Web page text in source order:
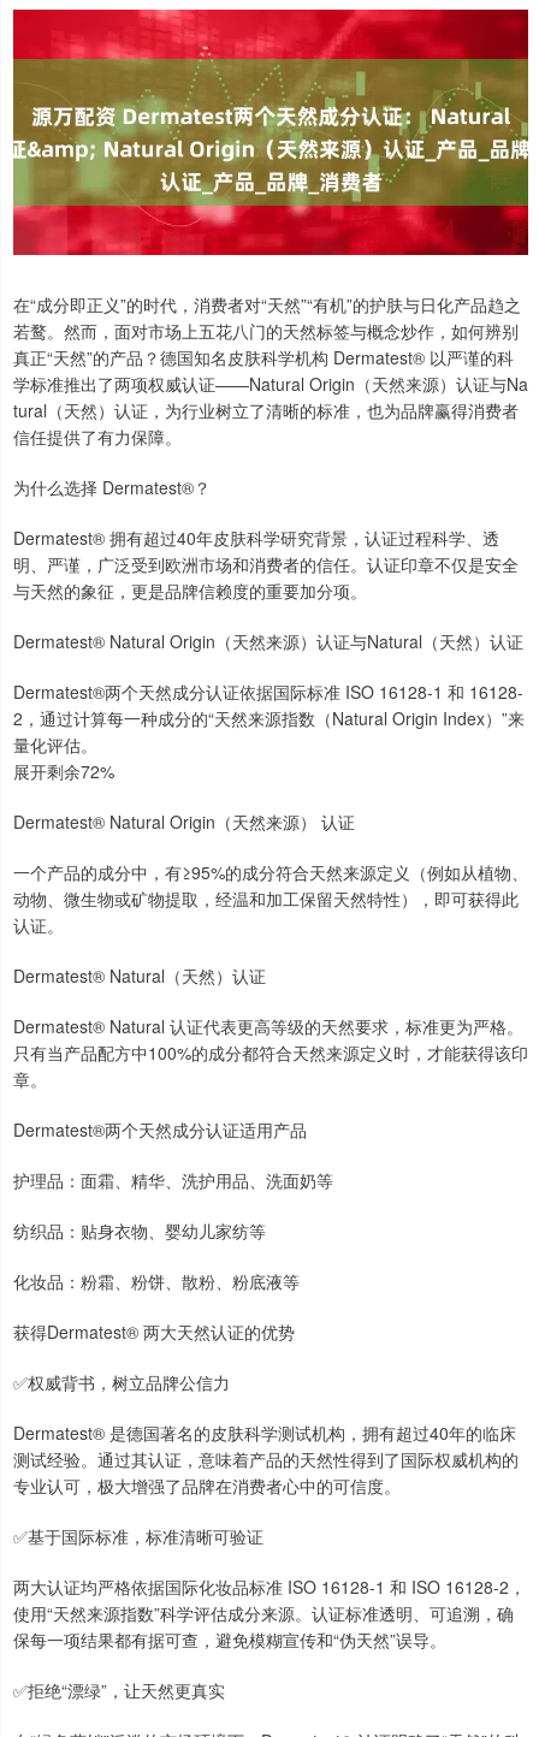
在“成分即正义”的时代，消费者对“天然”“有机”的护肤与日化产品趋之
若鹜。然而，面对市场上五花八门的天然标签与概念炒作，如何辨别
真正“天然”的产品？德国知名皮肤科学机构 Dermatest® 以严谨的科
学标准推出了两项权威认证——Natural Origin（天然来源）认证与Na
tural（天然）认证，为行业树立了清晰的标准，也为品牌赢得消费者
信任提供了有力保障。
为什么选择 Dermatest®？
Dermatest® 拥有超过40年皮肤科学研究背景，认证过程科学、透
明、严谨，广泛受到欧洲市场和消费者的信任。认证印章不仅是安全
与天然的象征，更是品牌信赖度的重要加分项。
Dermatest® Natural Origin（天然来源）认证与Natural（天然）认证
Dermatest®两个天然成分认证依据国际标准 ISO 16128-1 和 16128-
2，通过计算每一种成分的“天然来源指数（Natural Origin Index）”来
量化评估。
展开剩余72%
Dermatest® Natural Origin（天然来源） 认证
一个产品的成分中，有≥95%的成分符合天然来源定义（例如从植物、
动物、微生物或矿物提取，经温和加工保留天然特性），即可获得此
认证。
Dermatest® Natural（天然）认证
Dermatest® Natural 认证代表更高等级的天然要求，标准更为严格。
只有当产品配方中100%的成分都符合天然来源定义时，才能获得该印
章。
Dermatest®两个天然成分认证适用产品
护理品：面霜、精华、洗护用品、洗面奶等
纺织品：贴身衣物、婴幼儿家纺等
化妆品：粉霜、粉饼、散粉、粉底液等
获得Dermatest® 两大天然认证的优势
✅权威背书，树立品牌公信力
Dermatest® 是德国著名的皮肤科学测试机构，拥有超过40年的临床
测试经验。通过其认证，意味着产品的天然性得到了国际权威机构的
专业认可，极大增强了品牌在消费者心中的可信度。
✅基于国际标准，标准清晰可验证
两大认证均严格依据国际化妆品标准 ISO 16128-1 和 ISO 16128-2，
使用“天然来源指数”科学评估成分来源。认证标准透明、可追溯，确
保每一项结果都有据可查，避免模糊宣传和“伪天然”误导。
✅拒绝“漂绿”，让天然更真实